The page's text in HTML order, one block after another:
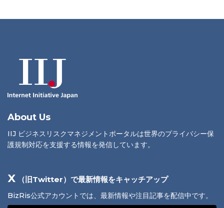
About Us
IIJ ビジネスリスクマネジメントポータルは世界のプライバシー保
護規制対応を支援する情報を発信しています。
X （旧Twitter）で最新情報をキャッチアップ
BizRis公式アカウントでは、最新情報や注目記事を配信中です。